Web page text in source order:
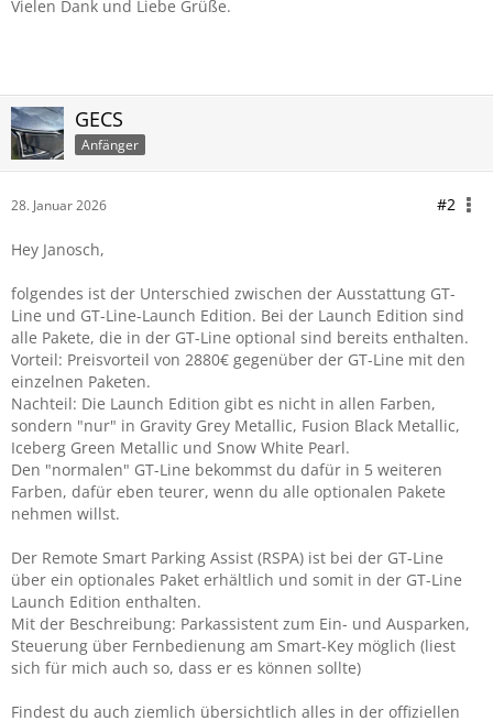
Vielen Dank und Liebe Grüße.
GECS
Anfänger
28. Januar 2026 #2
Hey Janosch,
folgendes ist der Unterschied zwischen der Ausstattung GT-
Line und GT-Line-Launch Edition. Bei der Launch Edition sind
alle Pakete, die in der GT-Line optional sind bereits enthalten.
Vorteil: Preisvorteil von 2880€ gegenüber der GT-Line mit den
einzelnen Paketen.
Nachteil: Die Launch Edition gibt es nicht in allen Farben,
sondern "nur" in Gravity Grey Metallic, Fusion Black Metallic,
Iceberg Green Metallic und Snow White Pearl.
Den "normalen" GT-Line bekommst du dafür in 5 weiteren
Farben, dafür eben teurer, wenn du alle optionalen Pakete
nehmen willst.
Der Remote Smart Parking Assist (RSPA) ist bei der GT-Line
über ein optionales Paket erhältlich und somit in der GT-Line
Launch Edition enthalten.
Mit der Beschreibung: Parkassistent zum Ein- und Ausparken,
Steuerung über Fernbedienung am Smart-Key möglich (liest
sich für mich auch so, dass er es können sollte)
Findest du auch ziemlich übersichtlich alles in der offiziellen